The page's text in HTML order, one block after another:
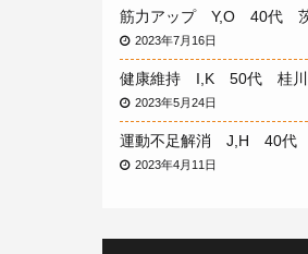
筋力アップ Y,O 40代
2023年7月16日
健康維持 I,K 50代 桂
2023年5月24日
2023年4月11日